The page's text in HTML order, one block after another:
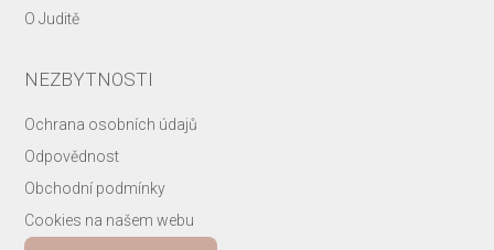
O Juditě
NEZBYTNOSTI
Ochrana osobních údajů
Odpovědnost
Obchodní podmínky
Cookies na našem webu